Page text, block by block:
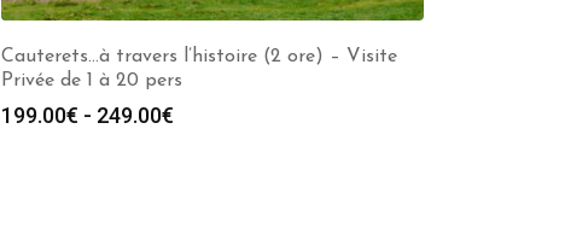
Cauterets…à travers l’histoire (2 ore) – Visite
Privée de 1 à 20 pers
199.00€ - 249.00€